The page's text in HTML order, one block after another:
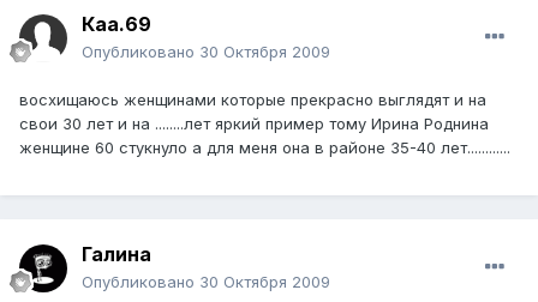
Каа.69
Опубликовано 30 Октября 2009
восхищаюсь женщинами которые прекрасно выглядят и на
свои 30 лет и на ........лет яркий пример тому Ирина Роднина
женщине 60 стукнуло а для меня она в районе 35-40 лет............
Галина
Опубликовано 30 Октября 2009